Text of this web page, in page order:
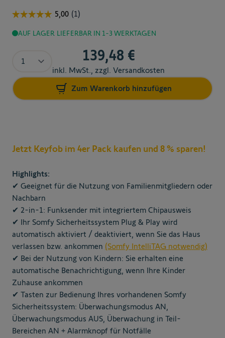
AUF LAGER LIEFERBAR IN 1-3 WERKTAGEN
The price depends on the chosen options
139,48 €
inkl. MwSt., zzgl. Versandkosten
Zum Warenkorb hinzufügen
Jetzt Keyfob im 4er Pack kaufen und 8 % sparen!
Highlights:
✔ Geeignet für die Nutzung von Familienmitgliedern oder
Nachbarn
✔ 2-in-1: Funksender mit integriertem Chipausweis
✔ Ihr Somfy Sicherheitssystem Plug & Play wird
automatisch aktiviert / deaktiviert, wenn Sie das Haus
verlassen bzw. ankommen (Somfy IntelliTAG notwendig)
✔ Bei der Nutzung von Kindern: Sie erhalten eine
automatische Benachrichtigung, wenn Ihre Kinder
Zuhause ankommen
✔ Tasten zur Bedienung Ihres vorhandenen Somfy
Sicherheitssystem: Überwachungsmodus AN,
Überwachungsmodus AUS, Überwachung in Teil-
Bereichen AN + Alarmknopf für Notfälle